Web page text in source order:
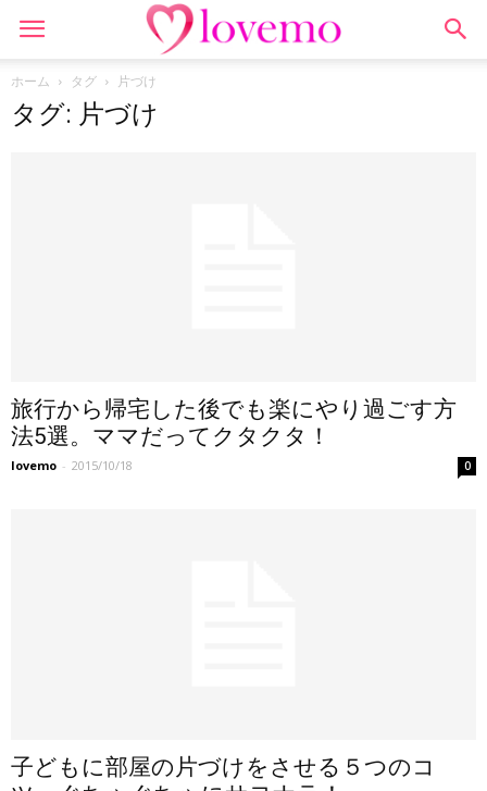
ホーム タグ 片づけ
タグ: 片づけ
旅行から帰宅した後でも楽にやり過ごす方
法5選。ママだってクタクタ！
lovemo - 2015/10/18 0
子どもに部屋の片づけをさせる５つのコ